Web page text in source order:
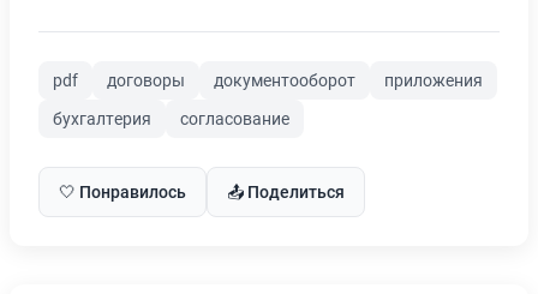
pdf договоры документооборот
приложения
бухгалтерия
согласование
🤍 Понравилось 📤 Поделиться